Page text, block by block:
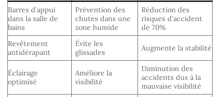
Barres d’appui
dans la salle de
bains
Prévention des
chutes dans une
zone humide
Réduction des
risques d’accident
de 70%
Revêtement
antidérapant
Évite les
glissades
Augmente la stabilité
Éclairage
optimisé
Améliore la
visibilité
Diminution des
accidents dus à la
mauvaise visibilité